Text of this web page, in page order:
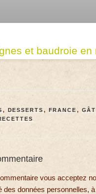
et baudroie en
, DESSERTS , FRANCE ,
vous acceptez
des données personnelles,